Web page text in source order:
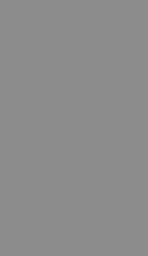
像 悟空 鳥山